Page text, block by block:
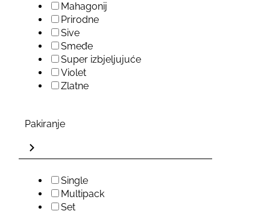
Mahagonij
Prirodne
Sive
Smeđe
Super izbjeljujuće
Violet
Zlatne
Pakiranje
Single
Multipack
Set